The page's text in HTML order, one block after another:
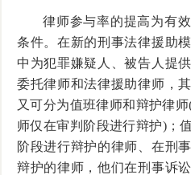
律师参与率的提高为有
条件。在新的刑事法律援助
中为犯罪嫌疑人、被告人提
委托律师和法律援助律师，
又可分为值班律师和辩护律
师仅在审判阶段进行辩护)；
阶段进行辩护的律师、在刑
辩护的律师，他们在刑事诉